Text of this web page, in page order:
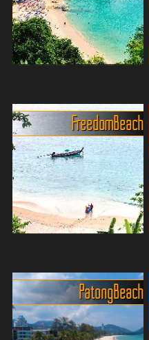
du brauchst: feiner Sand,
chillige Strandbars, kaum
Trubel und das Meer direk...
Laem Singh Beach, ein
verstecktes Juwel an der
Westküste von Phuket,
Thailand, ist bekannt für
seine atemberaubende
Schönheit und entspannte
Atmosphär...
Entdecke das Juwel
Phukets – Freedom Beach!
Einer der malerischsten
Strände der Insel, bekannt
Freedom Beach
Patong Beach